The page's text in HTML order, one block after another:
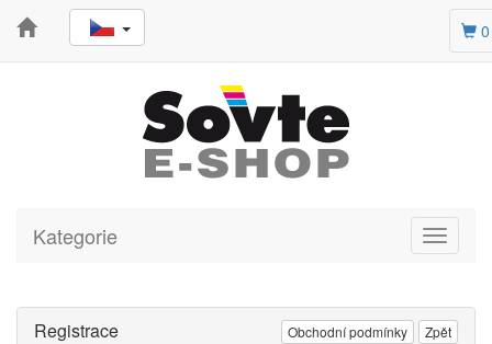
0
Toggle
Kategorie
Registrace Obchodní podmínky Zpět